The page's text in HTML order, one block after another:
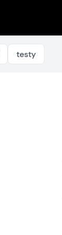
testy